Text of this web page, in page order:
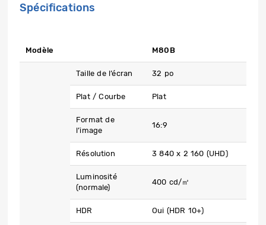
Spécifications
Modèle M80B
Taille de l’écran 32 po
Plat / Courbe Plat
Format de
l’image
16:9
Résolution 3 840 x 2 160 (UHD)
Luminosité
(normale)
400 cd/㎡
HDR Oui (HDR 10+)